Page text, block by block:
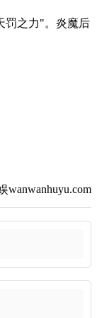
罚之力"。炎魔后